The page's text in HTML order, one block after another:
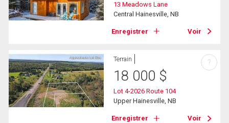
13 Meadows Lane
Central Hainesville, NB
Enregistrer Voir
Terrain
18 000 $
Lot 4-2026 Route 104
Upper Hainesville, NB
Enregistrer Voir
?